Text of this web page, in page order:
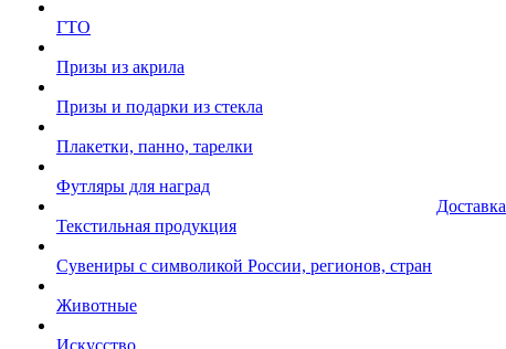
ГТО
Призы из акрила
Призы и подарки из стекла
Плакетки, панно, тарелки
Футляры для наград
Текстильная продукция
Сувениры с символикой России, регионов, стран
Животные
Искусство
Доставка